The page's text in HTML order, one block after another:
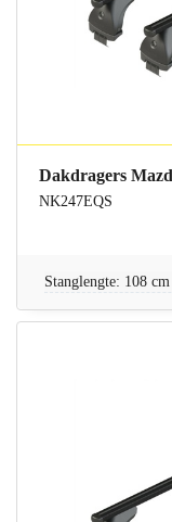
Dakdragers
NK247EQS
Stanglengte: 108 cm